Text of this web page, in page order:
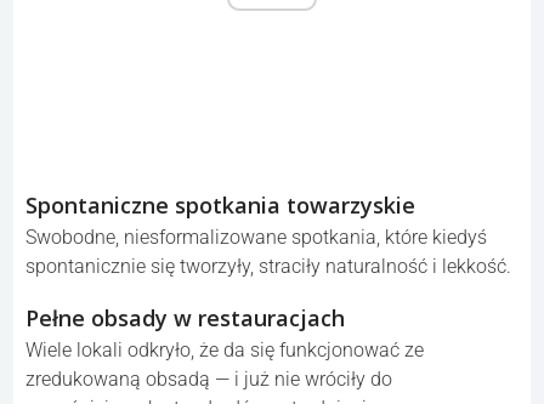
Spontaniczne spotkania towarzyskie
Swobodne, niesformalizowane spotkania, które kiedyś
spontanicznie się tworzyły, straciły naturalność i lekkość.
Pełne obsady w restauracjach
Wiele lokali odkryło, że da się funkcjonować ze
zredukowaną obsadą — i już nie wróciły do